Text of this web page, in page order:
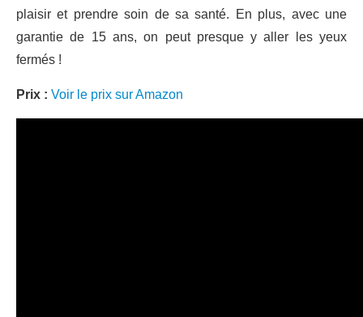
plaisir et prendre soin de sa santé. En plus, avec une
garantie de 15 ans, on peut presque y aller les yeux
fermés !
Prix : Voir le prix sur Amazon